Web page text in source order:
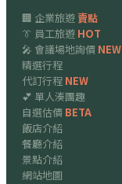
🏢 企業旅遊賣點
👔 員工旅遊 HOT
🎤 會議場地詢價 NEW
精選行程
代訂行程 NEW
💕 單人湊團趣
自選估價 BETA
飯店介紹
餐廳介紹
景點介紹
網站地圖